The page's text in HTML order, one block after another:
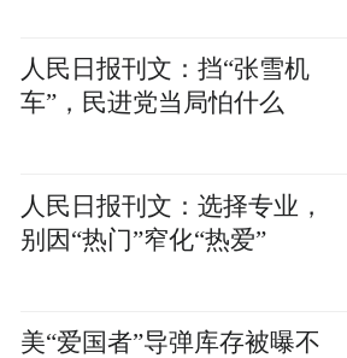
源约309万吨。已形成石油
化工、硫化工、氟化工、医
材料等一系列完善的循环化
具备氢气、烧碱、硫酸、
料的规模化供应能力，为
本、保障供应链稳定提供了
人民日报刊文：挡“张雪机
车”，民进党当局怕什么
人民日报刊文：选择专业，
别因“热门”窄化“热爱”
美“爱国者”导弹库存被曝不